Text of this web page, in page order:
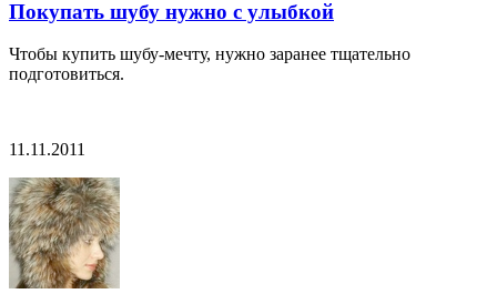
Покупать шубу нужно с улыбкой
Чтобы купить шубу-мечту, нужно заранее тщательно
подготовиться.
11.11.2011